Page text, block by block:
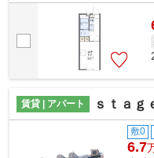
ードでお支払いいただけます。私
賃貸 | アパート ｓｔａｇ
敷0
6.7